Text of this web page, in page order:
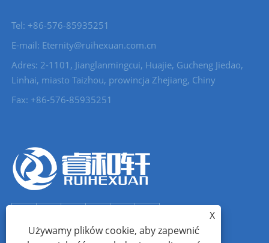
Tel: +86-576-85935251
E-mail: Eternity@ruihexuan.com.cn
Adres: 2-1101, Jianglanmingcui, Huajie, Gucheng Jiedao,
Linhai, miasto Taizhou, prowincja Zhejiang, Chiny
Fax: +86-576-85935251
X
Używamy plików cookie, aby zapewnić